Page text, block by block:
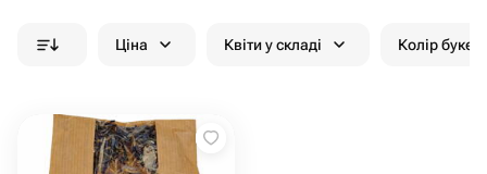
Ціна Квіти у складі Колір